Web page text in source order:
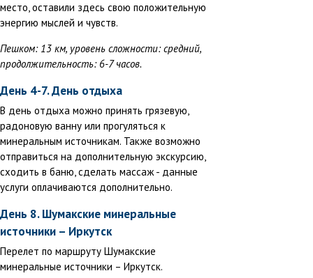
место, оставили здесь свою положительную
энергию мыслей и чувств.
Пешком: 13 км, уровень сложности: средний,
продолжительность: 6-7 часов.
День 4-7. День отдыха
В день отдыха можно принять грязевую,
радоновую ванну или прогуляться к
минеральным источникам. Также возможно
отправиться на дополнительную экскурсию,
сходить в баню, сделать массаж - данные
услуги оплачиваются дополнительно.
День 8. Шумакские минеральные
источники – Иркутск
Перелет по маршруту Шумакские
минеральные источники – Иркутск.